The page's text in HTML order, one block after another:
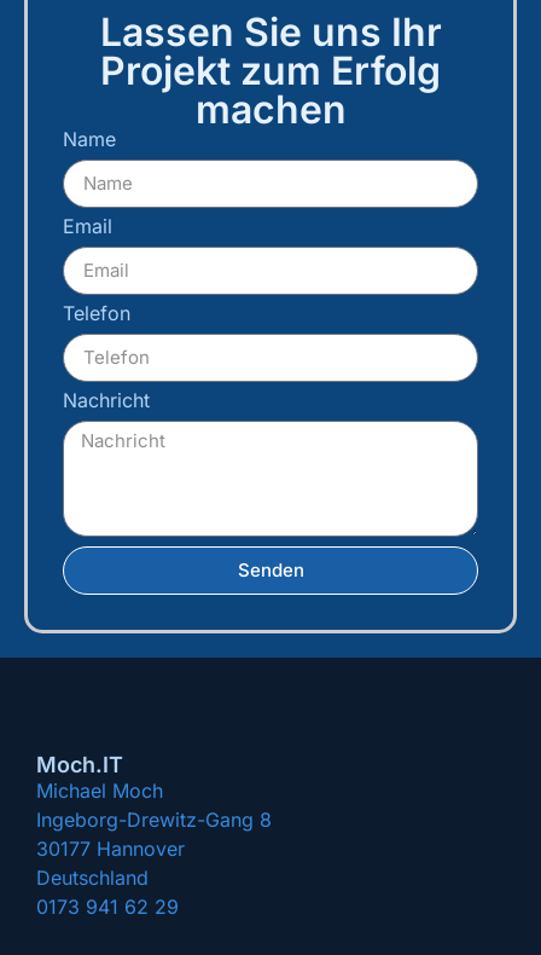
Lassen Sie uns Ihr
Projekt zum Erfolg
machen
Name
Email
Telefon
Nachricht
Senden
Moch.IT
Michael Moch
Ingeborg-Drewitz-Gang 8
30177 Hannover
Deutschland
0173 941 62 29